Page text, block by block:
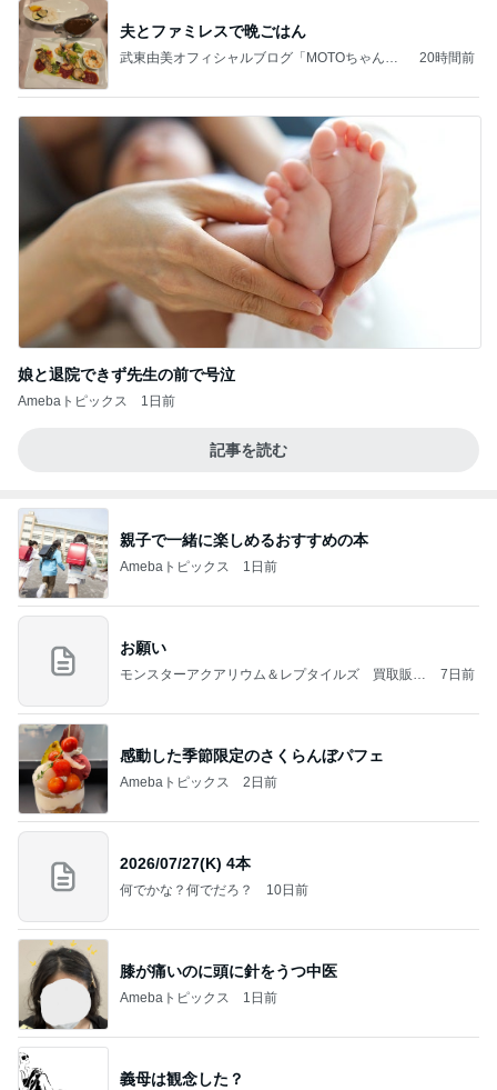
夫とファミレスで晩ごはん
武東由美オフィシャルブログ「MOTOちゃんと
20時間前
娘と退院できず先生の前で号泣
Amebaトピックス 1日前
記事を読む
親子で一緒に楽しめるおすすめの本
Amebaトピックス 1日前
お願い
モンスターアクアリウム＆レプタイルズ 買取販売
7日前
感動した季節限定のさくらんぼパフェ
Amebaトピックス 2日前
2026/07/27(K) 4本
何でかな？何でだろ？ 10日前
膝が痛いのに頭に針をうつ中医
Amebaトピックス 1日前
義母は観念した？